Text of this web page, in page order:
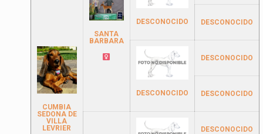
CUMBIA
SEDONA DE
VILLA
LEVRIER
SANTA
BARBARA
DESCONOCIDO DESCONOCIDO
DESCONOCIDO
DESCONOCIDO
DESCONOCIDO
DESCONOCIDO